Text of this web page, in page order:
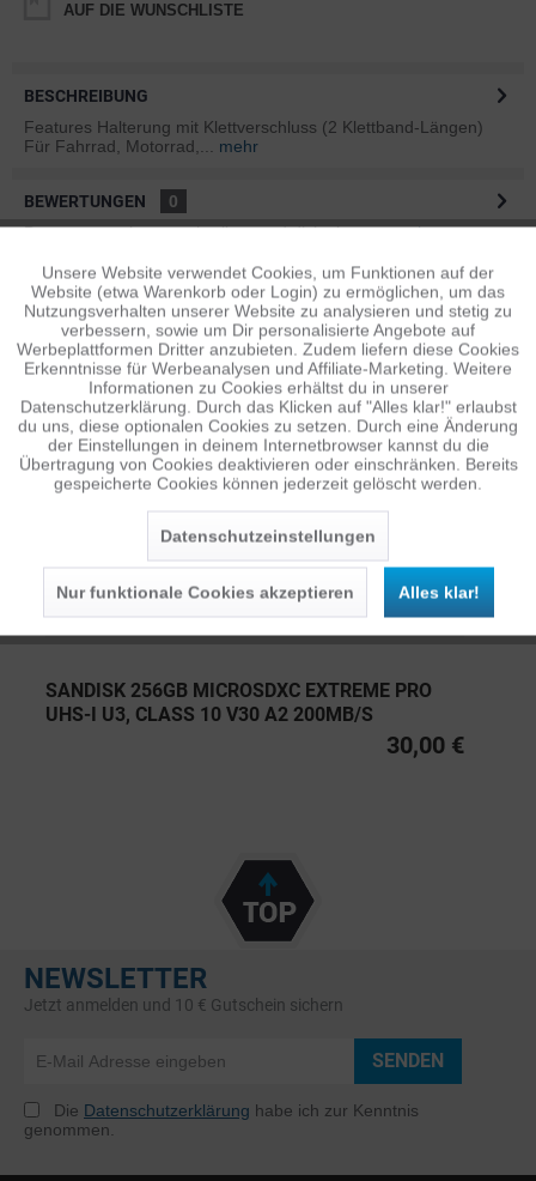
AUF DIE WUNSCHLISTE
BESCHREIBUNG
Features Halterung mit Klettverschluss (2 Klettband-Längen)
Für Fahrrad, Motorrad,...
mehr
BEWERTUNGEN
0
Bewertungen lesen, schreiben und diskutieren...mehr
ÄHNLICHE ARTIKEL
Diese Artikel sind dem Produkt ähnlich ...mehr
Persönliche Empfehlungen
SANDISK 256GB MICROSDXC EXTREME PRO
UHS-I U3, CLASS 10 V30 A2 200MB/S
30,00 €
NEWSLETTER
Jetzt anmelden und 10 € Gutschein sichern
SENDEN
Die Datenschutzerklärung habe ich zur Kenntnis
genommen.
Funktionale Aktiv
Tracking Inaktiv
Personalisierung Inaktiv
Service Inaktiv
Unsere Website verwendet Cookies, um Funktionen auf der
Website (etwa Warenkorb oder Login) zu ermöglichen, um das
Nutzungsverhalten unserer Website zu analysieren und stetig zu
verbessern, sowie um Dir personalisierte Angebote auf
Werbeplattformen Dritter anzubieten. Zudem liefern diese Cookies
Erkenntnisse für Werbeanalysen und Affiliate-Marketing. Weitere
Informationen zu Cookies erhältst du in unserer
Datenschutzerklärung. Durch das Klicken auf "Alles klar!" erlaubst
du uns, diese optionalen Cookies zu setzen. Durch eine Änderung
der Einstellungen in deinem Internetbrowser kannst du die
Übertragung von Cookies deaktivieren oder einschränken. Bereits
gespeicherte Cookies können jederzeit gelöscht werden.
Datenschutzeinstellungen
Nur funktionale Cookies akzeptieren Alles klar!